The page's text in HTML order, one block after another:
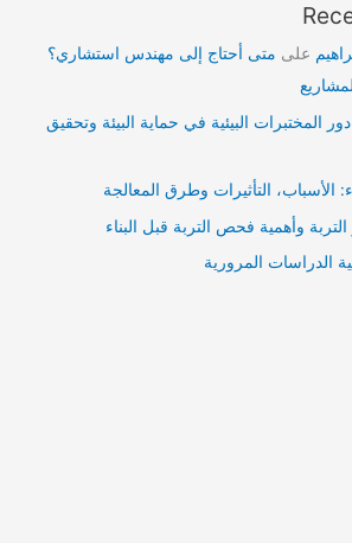
على متى أحتاج إلى مهندس استشاري؟
دور المختبرات البيئية في حماية البيئة وتحقيق
الأسباب، التأثيرات وطرق المعالجة
وأهمية فحص التربة قبل البناء
الدراسات المرورية